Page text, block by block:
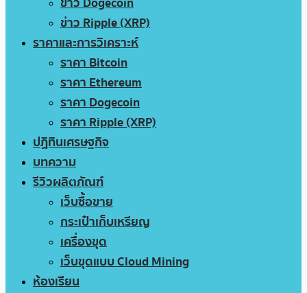
ข่าว Ripple (XRP)
ราคาและการวิเคราะห์
ราคา Bitcoin
ราคา Ethereum
ราคา Dogecoin
ราคา Ripple (XRP)
ปฏิทินเศรษฐกิจ
บทความ
รีวิวผลิตภัณฑ์
เว็บซื้อขาย
กระเป๋าเก็บเหรียญ
เครื่องขุด
เว็บขุดแบบ Cloud Mining
ห้องเรียน